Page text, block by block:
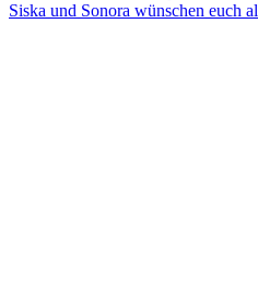
Siska und Sonora wünschen euch